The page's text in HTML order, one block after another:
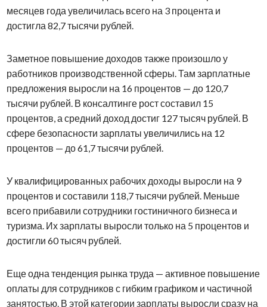
месяцев года увеличилась всего на 3 процента и
достигла 82,7 тысячи рублей.
Заметное повышение доходов также произошло у
работников производственной сферы. Там зарплатные
предложения выросли на 16 процентов — до 120,7
тысячи рублей. В консалтинге рост составил 15
процентов, а средний доход достиг 127 тысяч рублей. В
сфере безопасности зарплаты увеличились на 12
процентов — до 61,7 тысячи рублей.
У квалифицированных рабочих доходы выросли на 9
процентов и составили 118,7 тысячи рублей. Меньше
всего прибавили сотрудники гостиничного бизнеса и
туризма. Их зарплаты выросли только на 5 процентов и
достигли 60 тысяч рублей.
Еще одна тенденция рынка труда — активное повышение
оплаты для сотрудников с гибким графиком и частичной
занятостью. В этой категории зарплаты выросли сразу на